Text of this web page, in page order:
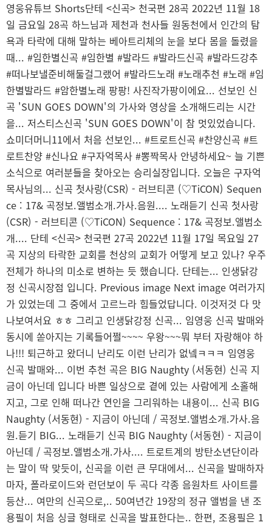
영웅유튜브 Shorts단테 <신곡> 천국편 28곡 2022년 11월 18
일 금요일 28곡 하느님과 제천과 천사들 원동천에서 인간의 탐
욕과 타락에 대해 말하는 베아트리체의 눈을 보다 몸을 돌렸을
때... #임한별신곡 #임한별 #발라드 #발라드신곡 #발라드강추
#떠나보낼준비해둘걸그랬어 #발라드노래 #노래추천 #노래 #임
한별발라드 #암한별노래 팡팡! 사진작가팡이에요... 선보인 신
곡 'SUN GOES DOWN'의 가사와 영상을 소개해드리는 시간
을... 저스티스신곡 'SUN GOES DOWN'이 참 멋있었습니다.
쇼미더머니11에서 처음 선보인... #트로트신곡 #찬양신곡 #트
로트찬양 #신나요 #구자억목사 #뽕짝목사 안녕하세요~ 늘 기쁜
소식으로 여러분들을 찾아오는 승리실장입니다. 오늘은 구자억
목사님의... 신곡 첫사랑(CSR) - 러브티콘 (♡TiCON) Sequen
ce : 17& 곡정보.앨범소개.가사.음원.... 노래듣기 신곡 첫사랑
(CSR) - 러브티콘 (♡TiCON) Sequence : 17& 곡정보.앨범소
개.... 단테 <신곡> 천국편 27곡 2022년 11월 17일 목요일 27
곡 지상의 타락한 교회를 천상의 교회가 어떻게 보고 있나? 우주
전체가 하나의 미소로 변하는 듯 했습니다. 단테는... 인생닭강
정 신곡시장점 입니다. Previous image Next image 여러가지
가 있었는데 그 중에서 고르느라 힘들었답니다. 이것저것 다 맛
나보여서요 ㅎㅎ 그리고 인생닭강정 신곡... 임영웅 신곡 발매와
동시에 쏟아지는 기록들어쩔~~~~ 우왕~~~뭐 부터 자랑해야 하
나!!! 퇴근하고 왔더니 난리도 이런 난리가 없넼ㅋㅋㅋ 임영웅
신곡 발매와... 이번 추천 곡은 BIG Naughty (서동현) 신곡 지
금이 아닌데 입니다 바쁜 일상으로 곁에 있는 사람에게 소홀해
지고, 그로 인해 떠나간 연인을 그리워하는 내용이... 신곡 BIG
Naughty (서동현) - 지금이 아닌데 / 곡정보.앨범소개.가사.음
원.듣기 BIG... 노래듣기 신곡 BIG Naughty (서동현) - 지금이
아닌데 / 곡정보.앨범소개.가사.... 트로트계의 방탄소년단이라
는 말이 딱 맞듯이, 신곡을 이런 큰 무대에서... 신곡을 발매하자
마자, 폴라로이드와 런던보이 두 곡다 각종 음원차트 사이트를
등산... 여만의 신곡으로,.. 50여년간 19장의 정규 앨범을 낸 조
용필이 처음 싱글 형태로 신곡을 발표한다는.. 한편, 조용필은 1